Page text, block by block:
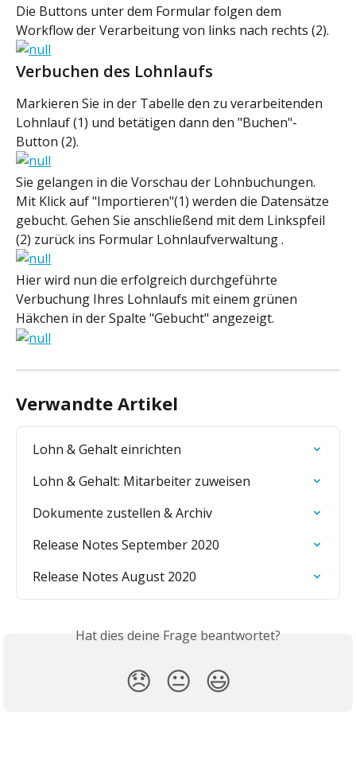
Die Buttons unter dem Formular folgen dem
Workflow der Verarbeitung von links nach rechts (2).
Verbuchen des Lohnlaufs
Markieren Sie in der Tabelle den zu verarbeitenden
Lohnlauf (1) und betätigen dann den "Buchen"-
Button (2).
Sie gelangen in die Vorschau der Lohnbuchungen.
Mit Klick auf "Importieren"(1) werden die Datensätze
gebucht. Gehen Sie anschließend mit dem Linkspfeil
(2) zurück ins Formular Lohnlaufverwaltung .
Hier wird nun die erfolgreich durchgeführte
Verbuchung Ihres Lohnlaufs mit einem grünen
Häkchen in der Spalte "Gebucht" angezeigt.
Verwandte Artikel
Lohn & Gehalt einrichten
Lohn & Gehalt: Mitarbeiter zuweisen
Dokumente zustellen & Archiv
Release Notes September 2020
Release Notes August 2020
Hat dies deine Frage beantwortet?
😞 😐 😃